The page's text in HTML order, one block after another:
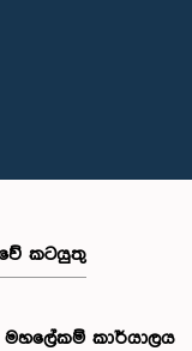
කටයුතු
කාර්යාලය